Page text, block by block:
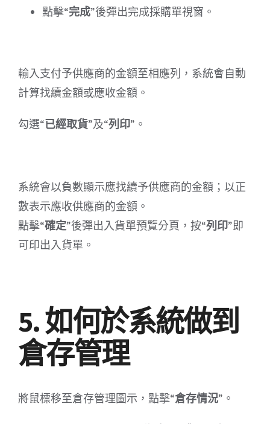
點擊“完成”後彈出完成採購單視窗。
輸入支付予供應商的金額至相應列，系統會自動
計算找續金額或應收金額。
勾選“已經取貨”及“列印”。
系統會以負數顯示應找續予供應商的金額；以正
數表示應收供應商的金額。
點擊“確定”後彈出入貨單預覽分頁，按“列印”即
可印出入貨單。
5. 如何於系統做到
倉存管理
將鼠標移至倉存管理圖示，點擊“倉存情況”。